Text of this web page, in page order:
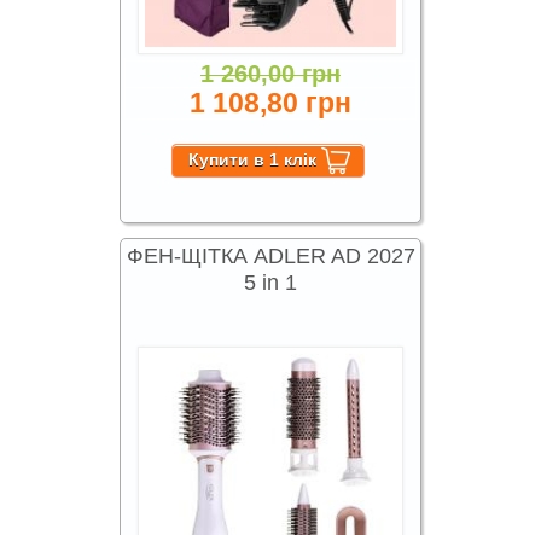
1 260,00 грн
1 108,80 грн
ФЕН-ЩІТКА ADLER AD 2027
5 in 1